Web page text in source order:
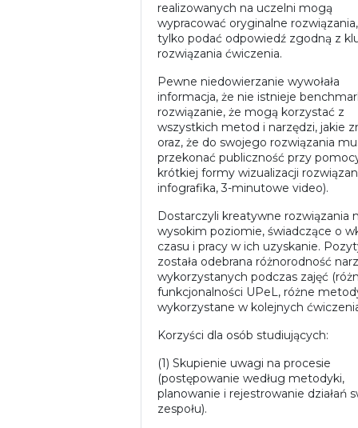
realizowanych na uczelni mogą
wypracować oryginalne
tylko podać odpowiedź zgodną z
rozwiązania ćwiczenia.
Pewne niedowierzanie wywołała
informacja, że nie istnieje
rozwiązanie, że mogą korzystać z
wszystkich metod i narzędzi, jakie
oraz, że do swojego rozwiązania
przekonać publiczność przy
krótkiej formy wizualizacji
infografika, 3-minutowe video).
Dostarczyli kreatywne rozwiązania
wysokim poziomie, świadczące o
czasu i pracy w ich uzyskanie.
została odebrana różnorodność
wykorzystanych podczas zajęć
funkcjonalności UPeL, różne
wykorzystane w kolejnych
Korzyści dla osób studiujących:
(1) Skupienie uwagi na procesie
(postępowanie według metodyki,
planowanie i rejestrowanie działań
zespołu).